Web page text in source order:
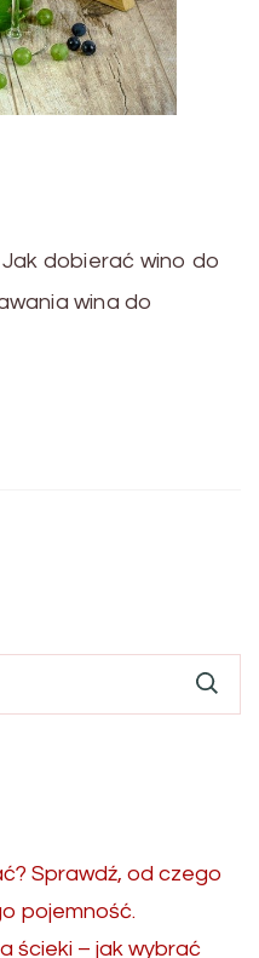
dobierać wino do
wina do
Sprawdź, od czego
pojemność.
ścieki – jak wybrać